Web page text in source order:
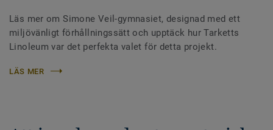
Läs mer om Simone Veil-gymnasiet, designad med ett
miljövänligt förhållningssätt och upptäck hur Tarketts
Linoleum var det perfekta valet för detta projekt.
LÄS MER